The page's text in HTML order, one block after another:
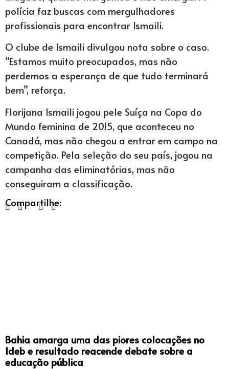
polícia faz buscas com mergulhadores
profissionais para encontrar Ismaili.
O clube de Ismaili divulgou nota sobre o caso.
“Estamos muito preocupados, mas não
perdemos a esperança de que tudo terminará
bem”, reforça.
Florijana Ismaili jogou pele Suíça na Copa do
Mundo feminina de 2015, que aconteceu no
Canadá, mas não chegou a entrar em campo na
competição. Pela seleção do seu país, jogou na
campanha das eliminatórias, mas não
conseguiram a classificação.
Compartilhe:
Bahia amarga uma das piores colocações no
Ideb e resultado reacende debate sobre a
educação pública